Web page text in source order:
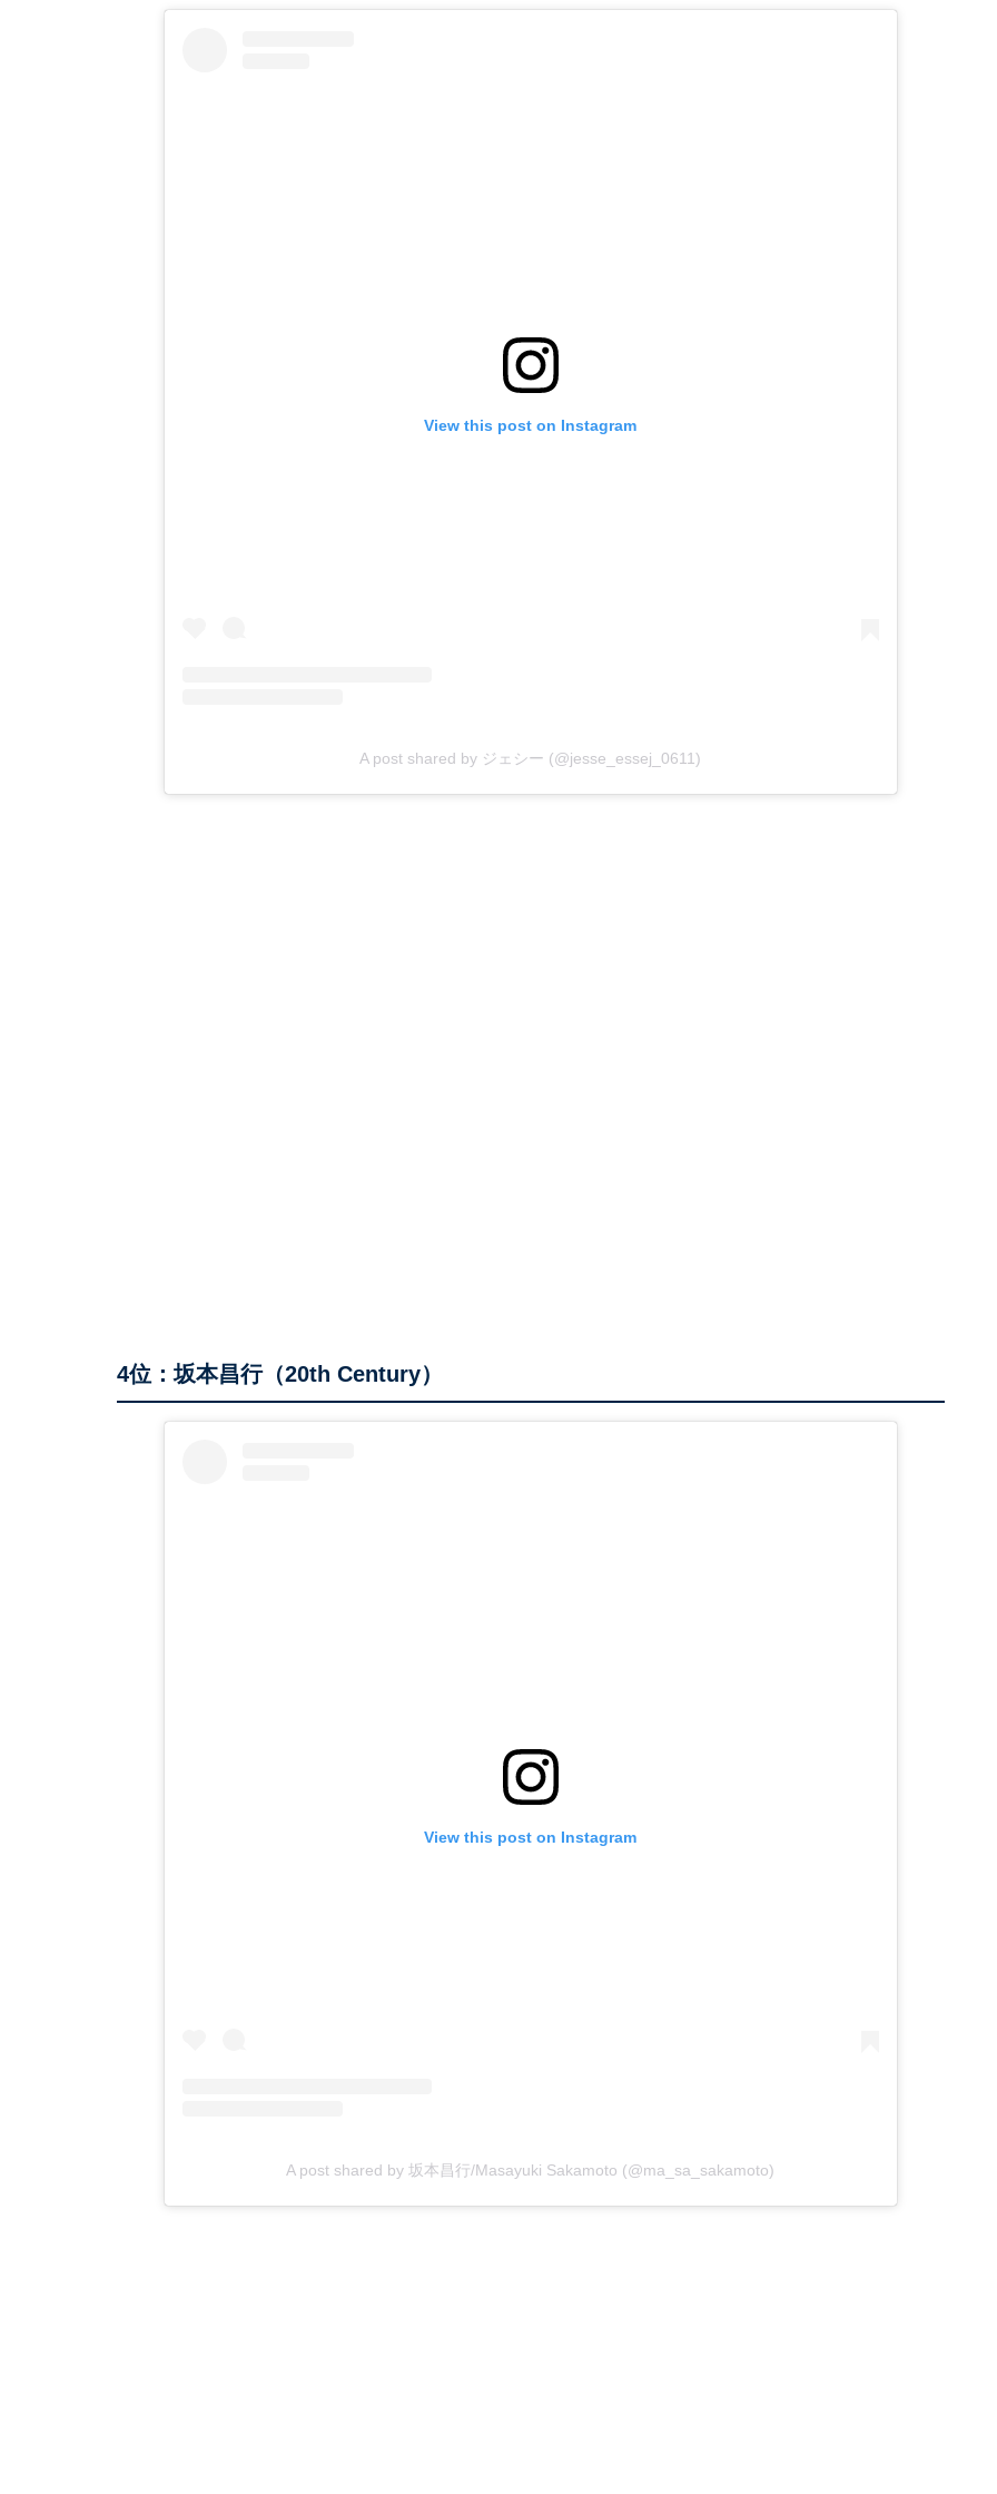
View this post on Instagram
A post shared by ジェシー (@jesse_essej_0611)
4位：坂本昌行（20th Century）
View this post on Instagram
A post shared by 坂本昌行/Masayuki Sakamoto (@ma_sa_sakamoto)